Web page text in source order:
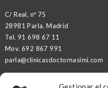
C/ Real, nº 75
28981 Parla. Madrid
Tel. 91 698 67 11
Mov. 692 867 991
parla@clinicasdoctornasimi.com